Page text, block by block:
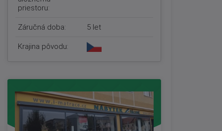
priestoru:
Záručná doba: 5 let
Krajina pôvodu: